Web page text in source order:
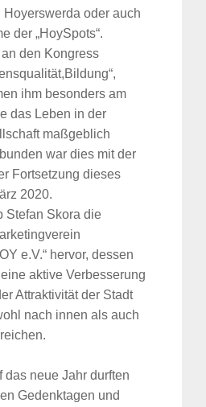
oder auch
der „HoySpots“.
den Kongress
ihm besonders am
das Leben in der
maßgeblich
war dies mit der
Fortsetzung dieses
2020.
Stefan Skora die
e.V.“ hervor, dessen
aktive Verbesserung
Attraktivität der Stadt
nach innen als auch
das neue Jahr durften
Gedenktagen und